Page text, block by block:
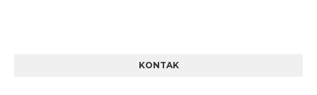
KONTAK